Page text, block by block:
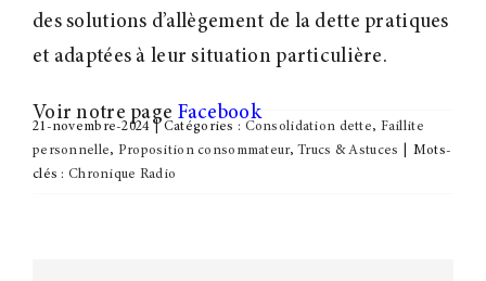
des solutions d’allègement de la dette pratiques
et adaptées à leur situation particulière.
Voir notre page Facebook
21-novembre-2024 | Catégories : Consolidation dette, Faillite
personnelle, Proposition consommateur,Trucs & Astuces
Mots-
clés : Chronique Radio